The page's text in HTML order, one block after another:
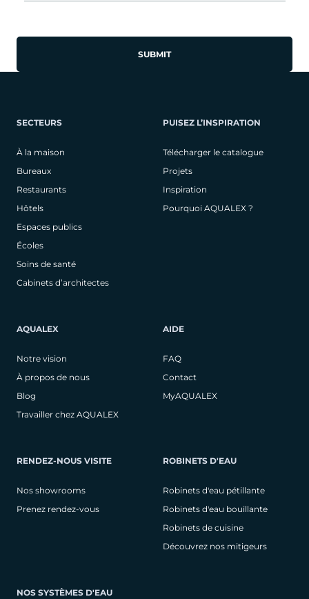
SECTEURS
À la maison
Bureaux
Restaurants
Hôtels
Espaces publics
Écoles
Soins de santé
Cabinets d’architectes
PUISEZ L’INSPIRATION
Télécharger le catalogue
Projets
Inspiration
Pourquoi AQUALEX ?
AQUALEX
Notre vision
À propos de nous
Blog
Travailler chez AQUALEX
AIDE
FAQ
Contact
MyAQUALEX
RENDEZ-NOUS VISITE
Nos showrooms
Prenez rendez-vous
ROBINETS D'EAU
Robinets d'eau pétillante
Robinets d'eau bouillante
Robinets de cuisine
Découvrez nos mitigeurs
NOS SYSTÈMES D'EAU